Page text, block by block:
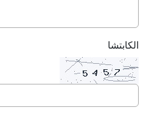
الكابتشا